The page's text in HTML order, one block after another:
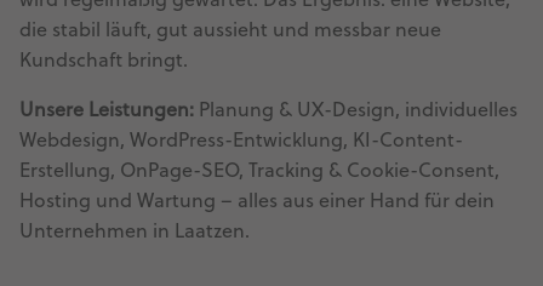
die stabil läuft, gut aussieht und messbar neue
Kundschaft bringt.
Unsere Leistungen: Planung & UX-Design, individuelles
Webdesign, WordPress-Entwicklung, KI-Content-
Erstellung, OnPage-SEO, Tracking & Cookie-Consent,
Hosting und Wartung – alles aus einer Hand für dein
Unternehmen in Laatzen.